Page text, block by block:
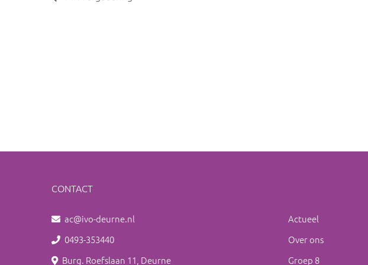
CONTACT
ac@ivo-deurne.nl
0493-353440
Burg. Roefslaan 11, Deurne
Actueel
Over ons
Groep 8